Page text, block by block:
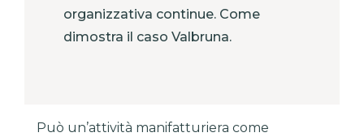
organizzativa continue. Come
dimostra il caso Valbruna.
Può un’attività manifatturiera come